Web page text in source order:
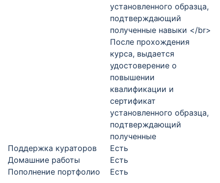
установленного образца,
подтверждающий
полученные навыки </br>
После прохождения
курса, выдается
удостоверение о
повышении
квалификации и
сертификат
установленного образца,
подтверждающий
полученные
Поддержка кураторов
Есть
Домашние работы
Есть
Пополнение портфолио
Есть